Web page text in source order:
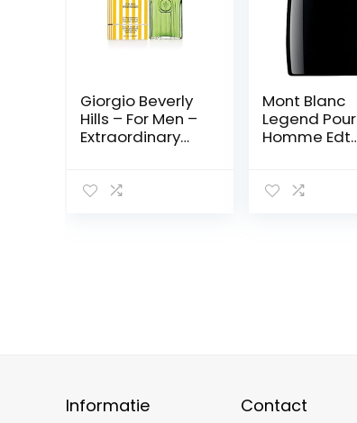
Giorgio Beverly
Hills – For Men –
Extraordinary
Oriëntaalse en
Mont Blanc
Legend Pour
Homme Edt
Informatie Contact